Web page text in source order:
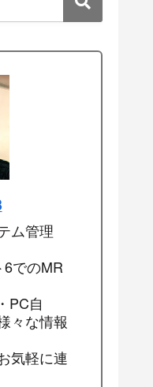
ム管理
でのMR
PC自
々な情報
気軽に連